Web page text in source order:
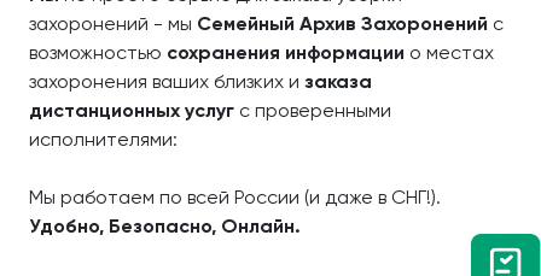
захоронений - мы Семейный Архив Захоронений с
возможностью сохранения информации о местах
захоронения ваших близких и заказа
дистанционных услуг с проверенными
исполнителями:
Мы работаем по всей России (и даже в СНГ!).
Удобно, Безопасно, Онлайн.